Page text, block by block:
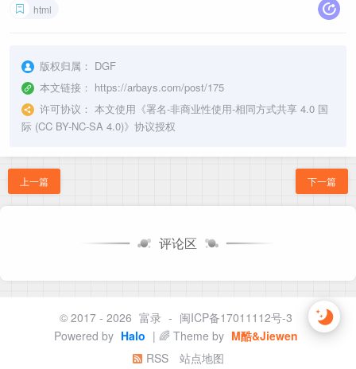
html
版权归属： DGF
本文链接： https://arbays.com/post/175
许可协议： 本文使用《署名-非商业性使用-相同方式共享 4.0 国
际 (CC BY-NC-SA 4.0)》协议授权
上一篇 下一篇
评论区
© 2017 - 2026 富录 - 闽ICP备17011112号-3
Powered by Halo | 🌈 Theme by M酷&Jiewen
RSS
站点地图